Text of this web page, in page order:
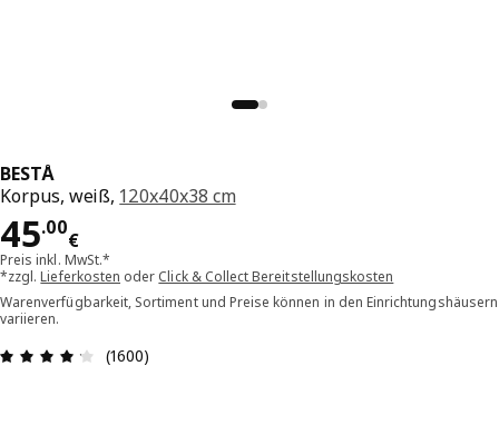
BESTÅ
Korpus, weiß, 120x40x38 cm
45.00
€
Preis 45.00€
Preis inkl. MwSt.*
*zzgl.Lieferkosten oder Click & Collect Bereitstellungskosten
Warenverfügbarkeit, Sortiment und Preise können in den Einrichtungshäusern
variieren.
Bewertung: 4.2 von 5 Sterne Alle Bewertungen:
(1600)